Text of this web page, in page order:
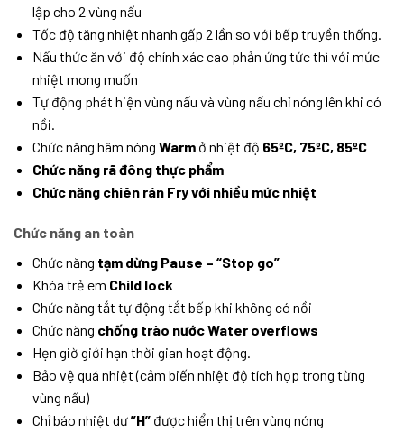
lập cho 2 vùng nấu
Tốc độ tăng nhiệt nhanh gấp 2 lần so với bếp truyền thống.
Nấu thức ăn với độ chính xác cao phản ứng tức thì với mức
nhiệt mong muốn
Tự động phát hiện vùng nấu và vùng nấu chỉ nóng lên khi có
nồi.
Chức năng hâm nóng Warmở nhiệt độ 65ºC, 75ºC, 85ºC
Chức năng rã đông thực phẩm
Chức năng chiên rán Fry với nhiều mức nhiệt
Chức năng an toàn
Chức năng tạm dừng Pause – “Stop go”
Khóa trẻ em Child lock
Chức năng tắt tự động tắt bếp khi không có nồi
Chức năng chống trào nước Water overflows
Hẹn giờ giới hạn thời gian hoạt động.
Bảo vệ quá nhiệt (cảm biến nhiệt độ tích hợp trong từng
vùng nấu)
Chỉ báo nhiệt dư”H”được hiển thị trên vùng nóng